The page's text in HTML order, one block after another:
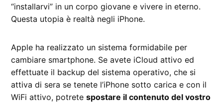
“installarvi” in un corpo giovane e vivere in eterno.
Questa utopia è realtà negli iPhone.
Apple ha realizzato un sistema formidabile per
cambiare smartphone. Se avete iCloud attivo ed
effettuate il backup del sistema operativo, che si
attiva di sera se tenete l’iPhone sotto carica e con il
WiFi attivo, potretespostare il contenuto del vostro